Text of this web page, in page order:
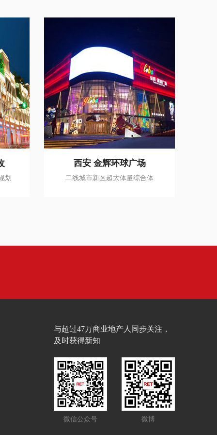
划
西安 金辉环球广场
二线城市新区超大体量综合体
与超过47万商业地产人同步关注，
及时获得新知
微信公众号 微博